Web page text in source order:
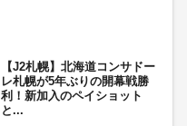
【J2札幌】北海道コンサドー
レ札幌が5年ぶりの開幕戦勝
利！新加入のペイショット
と...